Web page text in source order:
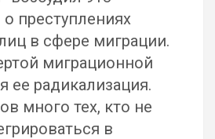
преступлениях
в сфере миграции.
миграционной
ее радикализация.
много тех, кто не
в